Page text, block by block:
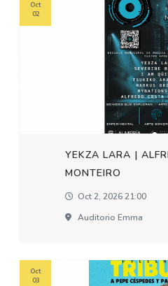
YEKZA LARA |
MONTEIRO
Oct 2, 2026 21:00
Auditorio Emma
Oct
02
Oct
03